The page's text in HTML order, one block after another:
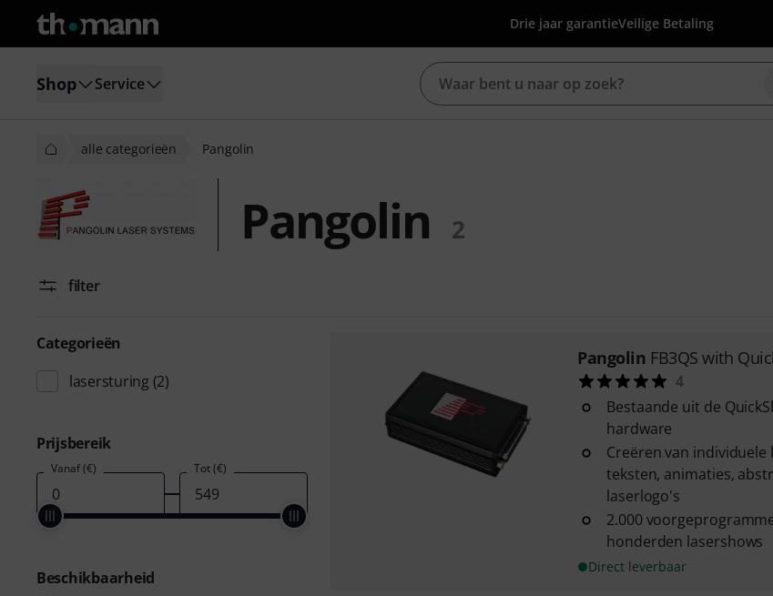
Drie jaar garantieVeilige Betaling
Shop Service
alle categorieën Pangolin
Pangolin 2
filter
Categorieën
lasersturing (2)
Prijsbereik
Vanaf (€) Tot (€)
Beschikbaarheid
Pangolin FB3QS with
4
Bestaande uit de
hardware
Creëren van
teksten, animaties,
laserlogo's
2.000
honderden lasershows
Direct leverbaar